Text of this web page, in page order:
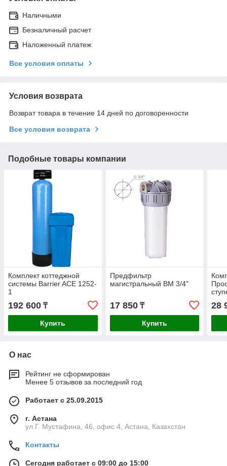
Наличными
Безналичный расчет
Наложенный платеж
Все условия оплаты
Условия возврата
Возврат товара в течение 14 дней по договоренности
Все условия возврата
Подобные товары компании
Комплект коттеджной
системы Barrier ACE 1252-
1
192 600 ₸
Купить
Предфильтр
магистральный ВМ 3/4"
17 850₸
Купить
28
О нас
Рейтинг не сформирован
Менее 5 отзывов за последний год
Работает с 25.09.2015
г. Астана
ул.Г. Мустафина, 46, офис 4, Астана, Казахстан
Контакты
Сегодня работает с 09:00 до 15:00